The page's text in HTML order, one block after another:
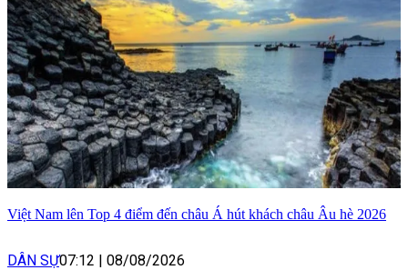
Việt Nam lên Top 4 điểm đến châu Á hút khách châu Âu hè 2026
DÂN SỰ07:12 | 08/08/2026